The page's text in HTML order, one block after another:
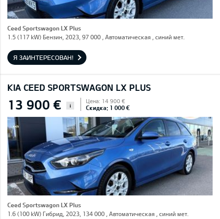
Ceed Sportswagon LX Plus
1.5 (117 kW) Бензин, 2023, 97 000 , Автоматическая , синий мет.
Я ЗАИНТЕРЕСОВАН!
KIA CEED SPORTSWAGON LX PLUS
13 900 € i
Цена: 14 900 €
Скидка: 1 000 €
Ceed Sportswagon LX Plus
1.6 (100 kW) Гибрид, 2023, 134 000 , Автоматическая , синий мет.